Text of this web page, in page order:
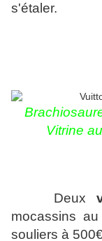
s'étaler.
Vitrine
Deux
mocassins
souliers à